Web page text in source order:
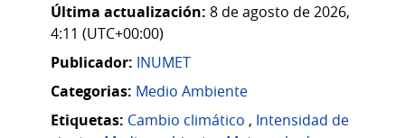
Última actualización: 8 de agosto de 2026,
4:11 (UTC+00:00)
Publicador: INUMET
Categorias: Medio Ambiente
Etiquetas: Cambio climático , Intensidad de